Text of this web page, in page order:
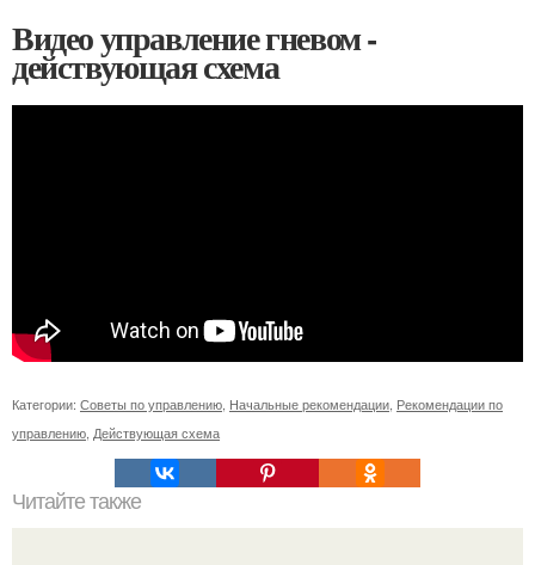
Видео управление гневом -
действующая схема
Категории: Советы по управлению Начальные рекомендации Рекомендации по
управлению Действующая схема
Читайте также